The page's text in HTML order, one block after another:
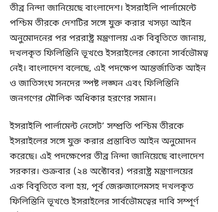
তীব্র নিন্দা জানিয়েছে বাংলাদেশ। ইসরাইলি পার্লামেন্টে
পশ্চিম তীরকে দেশটির সঙ্গে যুক্ত করার খসড়া আইন
অনুমোদনের পর পররাষ্ট্র মন্ত্রণালয় এক বিবৃতিতে জানায়,
দখলকৃত ফিলিস্তিনি ভূখণ্ডে ইসরাইলের কোনো সার্বভৌমত্ব
নেই। বাংলাদেশ বলেছে, এই পদক্ষেপ আন্তর্জাতিক আইন
ও জাতিসংঘ সনদের স্পষ্ট লঙ্ঘন এবং ফিলিস্তিনি
জনগণের মৌলিক অধিকার হরণের সমান।
ইসরাইলি পার্লামেন্ট নেসেট’ সম্প্রতি পশ্চিম তীরকে
ইসরাইলের সঙ্গে যুক্ত করার প্রস্তাবিত আইন অনুমোদন
করেছে। এই পদক্ষেপের তীব্র নিন্দা জানিয়েছে বাংলাদেশ
সরকার। শুক্রবার (২৪ অক্টোবর) পররাষ্ট্র মন্ত্রণালয়ের
এক বিবৃতিতে বলা হয়, পূর্ব জেরুজালেমসহ দখলকৃত
ফিলিস্তিনি ভূখণ্ডে ইসরাইলের সার্বভৌমত্বের দাবি সম্পূর্ণ